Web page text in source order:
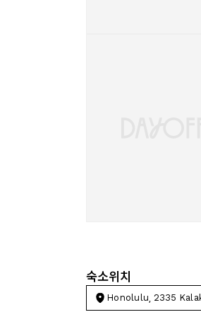
숙소위치
Honolulu, 2335